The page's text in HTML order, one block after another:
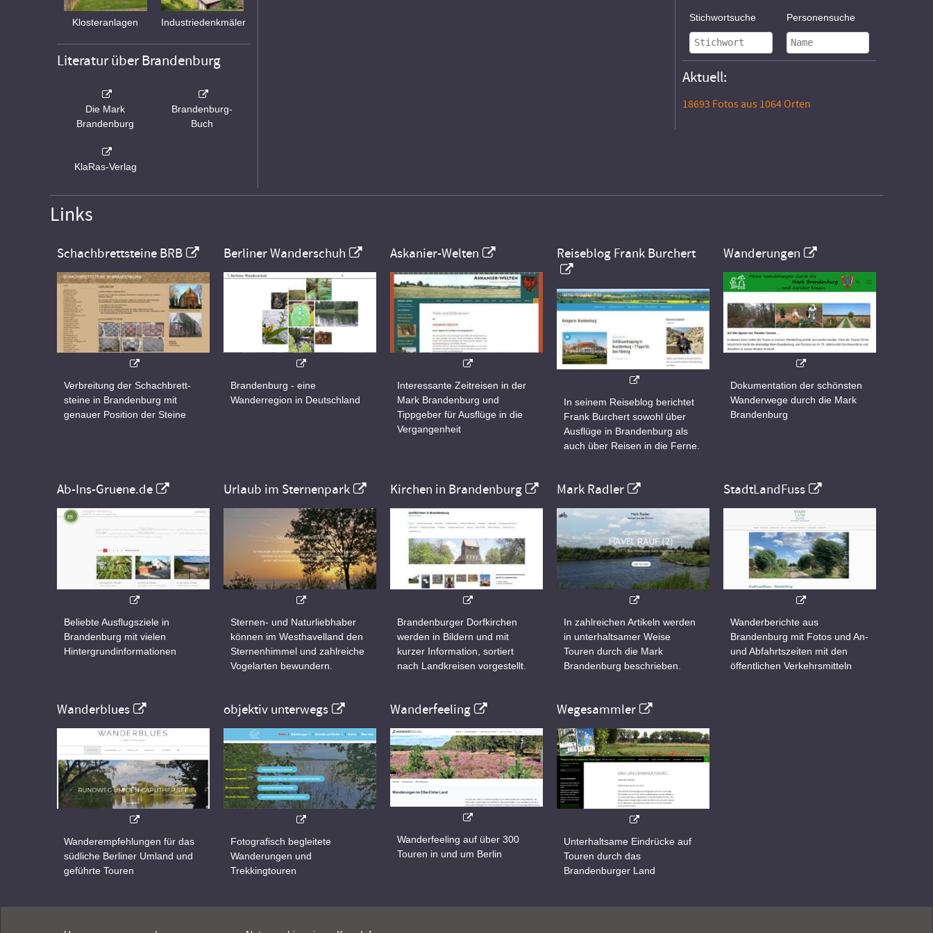
Klosteranlagen Industriedenkmäler
Literatur über Brandenburg
Die Mark
Brandenburg
Brandenburg-
Buch
KlaRas-Verlag
Stichwortsuche Personensuche
Aktuell:
18693 Fotos aus 1064 Orten
Links
Schachbrettsteine BRB
Verbreitung der Schachbrett-
steine in Brandenburg mit
genauer Position der Steine
Berliner Wanderschuh
Brandenburg - eine
Wanderregion in Deutschland
Askanier-Welten
Interessante Zeitreisen in der
Mark Brandenburg und
Tippgeber für Ausflüge in die
Vergangenheit
Reiseblog Frank Burchert
In seinem Reiseblog berichtet
Frank Burchert sowohl über
Ausflüge in Brandenburg als
auch über Reisen in die Ferne.
Wanderungen
Dokumentation der schönsten
Wanderwege durch die Mark
Brandenburg
Ab-Ins-Gruene.de
Beliebte Ausflugsziele in
Brandenburg mit vielen
Hintergrundinformationen
Urlaub im Sternenpark
Sternen- und Naturliebhaber
können im Westhavelland den
Sternenhimmel und zahlreiche
Vogelarten bewundern.
Kirchen in Brandenburg
Brandenburger Dorfkirchen
werden in Bildern und mit
kurzer Information, sortiert
nach Landkreisen vorgestellt.
Mark Radler
In zahlreichen Artikeln werden
in unterhaltsamer Weise
Touren durch die Mark
Brandenburg beschrieben.
StadtLandFuss
Wanderberichte aus
Brandenburg mit Fotos und An-
und Abfahrtszeiten mit den
öffentlichen Verkehrsmitteln
Wanderblues
Wanderempfehlungen für das
südliche Berliner Umland und
geführte Touren
objektiv unterwegs
Fotografisch begleitete
Wanderungen und
Trekkingtouren
Wanderfeeling
Wanderfeeling auf über 300
Touren in und um Berlin
Wegesammler
Unterhaltsame Eindrücke auf
Touren durch das
Brandenburger Land